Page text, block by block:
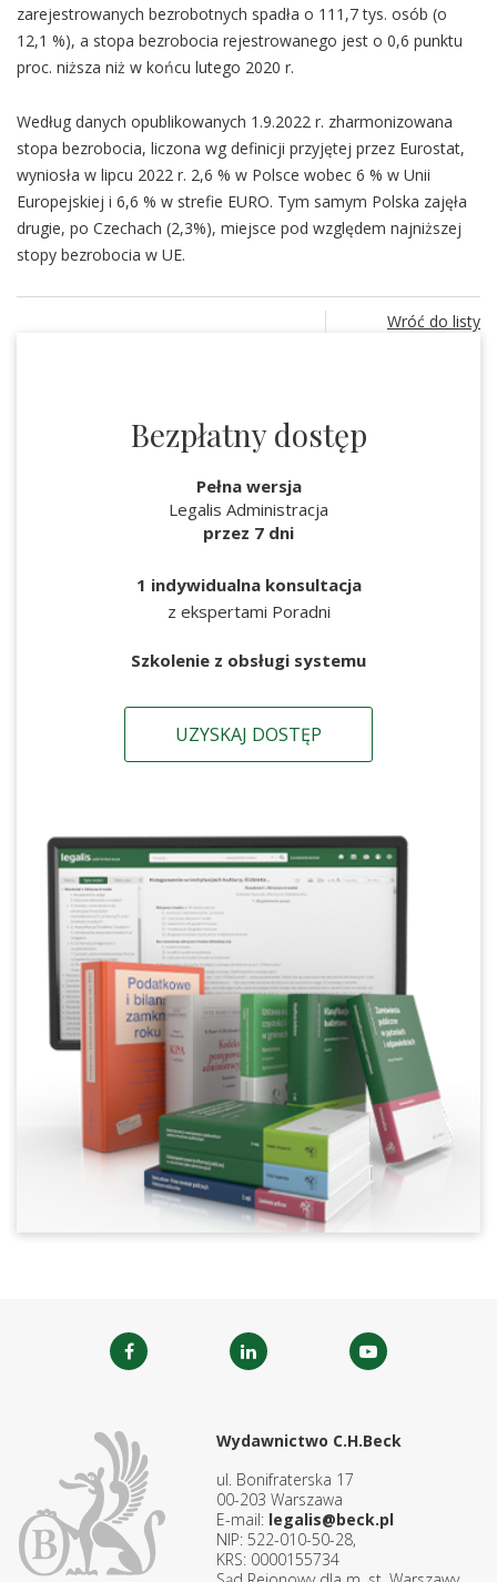
zarejestrowanych bezrobotnych spadła o 111,7 tys. osób (o
12,1 %), a stopa bezrobocia rejestrowanego jest o 0,6 punktu
proc. niższa niż w końcu lutego 2020 r.
Według danych opublikowanych 1.9.2022 r. zharmonizowana
stopa bezrobocia, liczona wg definicji przyjętej przez Eurostat,
wyniosła w lipcu 2022 r. 2,6 % w Polsce wobec 6 % w Unii
Europejskiej i 6,6 % w strefie EURO. Tym samym Polska zajęła
drugie, po Czechach (2,3%), miejsce pod względem najniższej
stopy bezrobocia w UE.
Wróć do listy
Bezpłatny dostęp
Pełna wersja
Legalis Administracja
przez 7 dni
1 indywidualna konsultacja
z ekspertami Poradni
Szkolenie z obsługi systemu
UZYSKAJ DOSTĘP
Wydawnictwo C.H.Beck
ul. Bonifraterska 17
00-203 Warszawa
E-mail: legalis@beck.pl
NIP: 522-010-50-28,
KRS: 0000155734